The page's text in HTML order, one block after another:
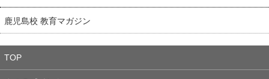
鹿児島校 教育マガジン
TOP